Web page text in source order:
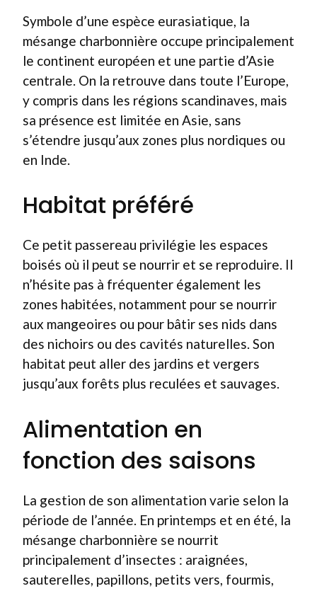
Symbole d’une espèce eurasiatique, la
mésange charbonnière occupe principalement
le continent européen et une partie d’Asie
centrale. On la retrouve dans toute l’Europe,
y compris dans les régions scandinaves, mais
sa présence est limitée en Asie, sans
s’étendre jusqu’aux zones plus nordiques ou
en Inde.
Habitat préféré
Ce petit passereau privilégie les espaces
boisés où il peut se nourrir et se reproduire. Il
n’hésite pas à fréquenter également les
zones habitées, notamment pour se nourrir
aux mangeoires ou pour bâtir ses nids dans
des nichoirs ou des cavités naturelles. Son
habitat peut aller des jardins et vergers
jusqu’aux forêts plus reculées et sauvages.
Alimentation en
fonction des saisons
La gestion de son alimentation varie selon la
période de l’année. En printemps et en été, la
mésange charbonnière se nourrit
principalement d’insectes : araignées,
sauterelles, papillons, petits vers, fourmis,